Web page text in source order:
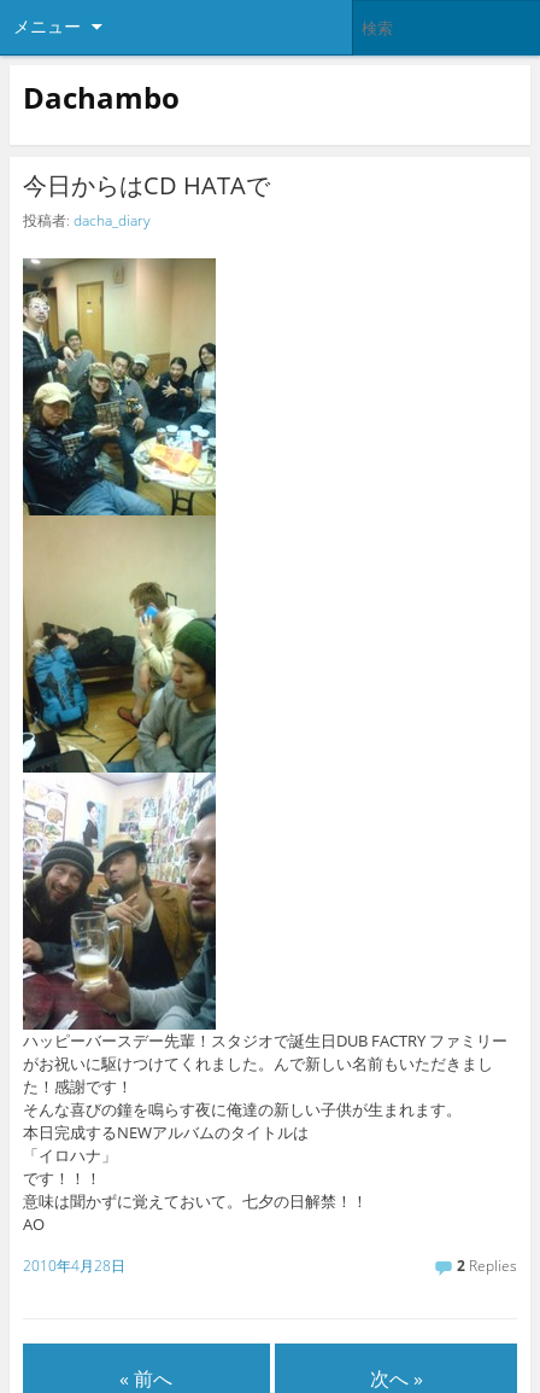
メニュー
Dachambo
今日からはCD HATAで
投稿者: dacha_diary
ハッピーバースデー先輩！スタジオで誕生日DUB FACTRY ファミリー
がお祝いに駆けつけてくれました。んで新しい名前もいただきまし
た！感謝です！
そんな喜びの鐘を鳴らす夜に俺達の新しい子供が生まれます。
本日完成するNEWアルバムのタイトルは
「イロハナ」
です！！！
意味は聞かずに覚えておいて。七夕の日解禁！！
AO
2010年4月28日 2 Replies
« 前へ 次へ »